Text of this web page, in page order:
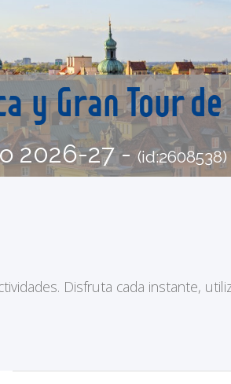
y Gran Tour
2026-27 -(id:2608538)
Disfruta cada instante,